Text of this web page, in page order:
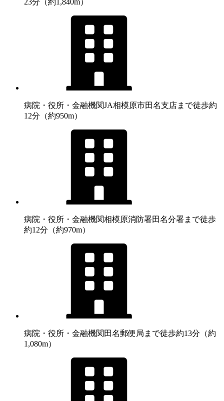
病院・役所・金融機関JA相模原市田名支店まで徒歩約
12分（約950m）
病院・役所・金融機関相模原消防署田名分署まで徒歩
約12分（約970m）
病院・役所・金融機関 田名郵便局まで徒歩約13分（約
1,080m）